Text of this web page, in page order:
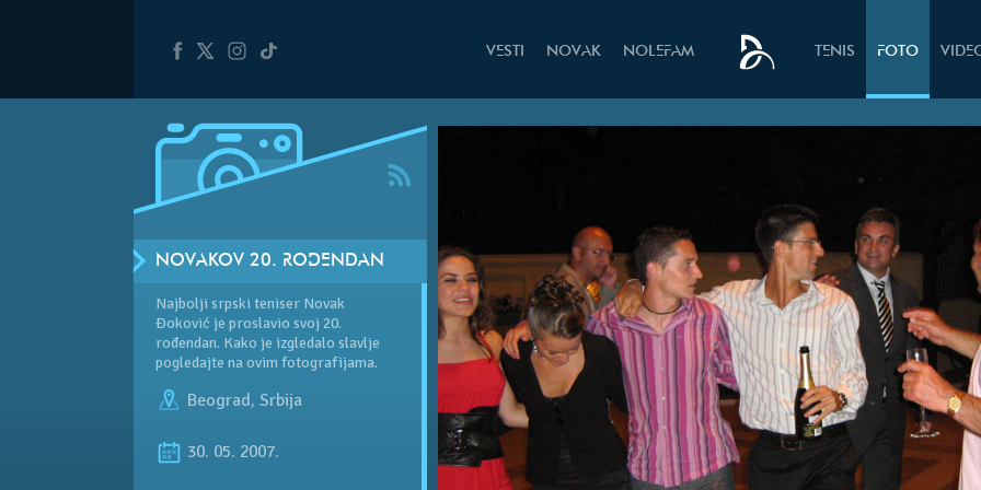
VESTI NOVAK NOLEFAM TENIS FOTO
NOVAKOV 20. ROĐENDAN
Najbolji srpski teniser Novak
Đoković je proslavio svoj 20.
rođendan. Kako je izgledalo slavlje
pogledajte na ovim fotografijama.
Beograd, Srbija
30. 05. 2007.